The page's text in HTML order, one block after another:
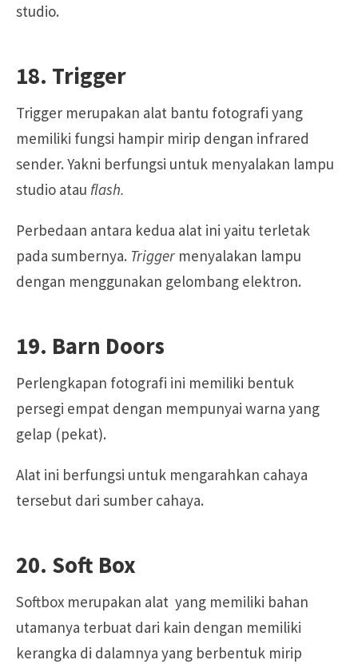
studio.
18. Trigger
Trigger merupakan alat bantu fotografi yang
memiliki fungsi hampir mirip dengan infrared
sender. Yakni berfungsi untuk menyalakan lampu
studio atau flash.
Perbedaan antara kedua alat ini yaitu terletak
pada sumbernya. Trigger menyalakan lampu
dengan menggunakan gelombang elektron.
19. Barn Doors
Perlengkapan fotografi ini memiliki bentuk
persegi empat dengan mempunyai warna yang
gelap (pekat).
Alat ini berfungsi untuk mengarahkan cahaya
tersebut dari sumber cahaya.
20. Soft Box
Softbox merupakan alat yang memiliki bahan
utamanya terbuat dari kain dengan memiliki
kerangka di dalamnya yang berbentuk mirip